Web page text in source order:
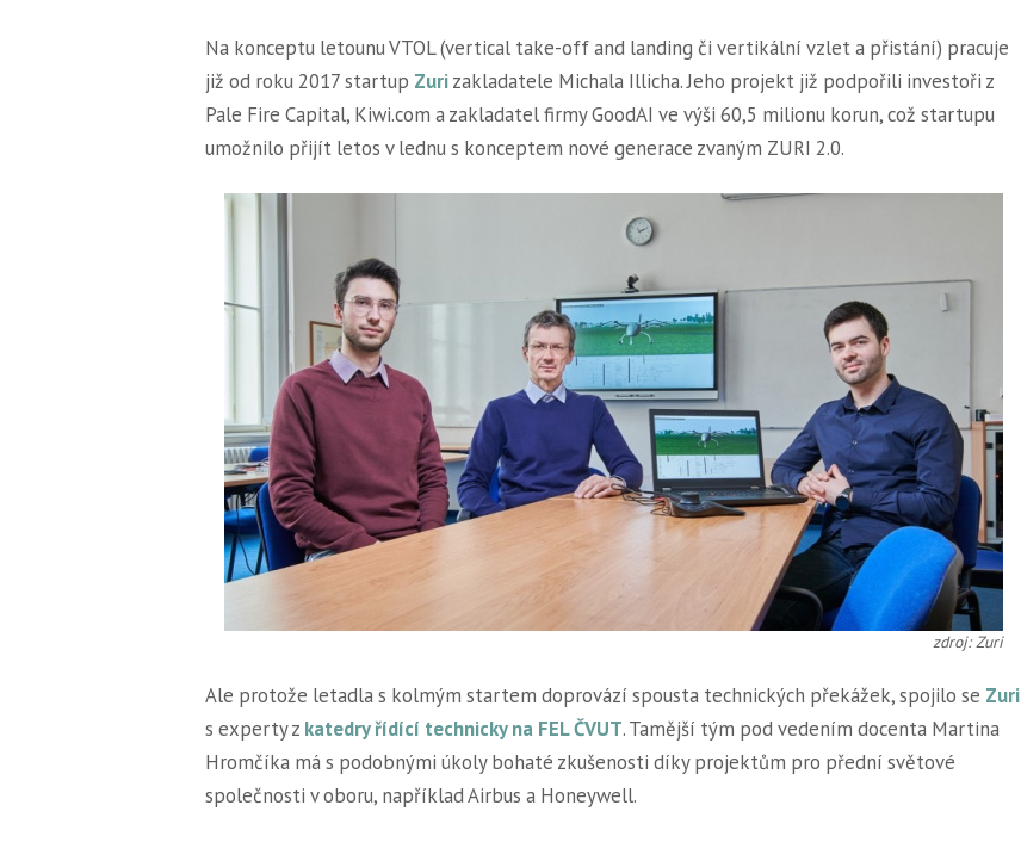
Na konceptu letounu VTOL (vertical take-off and landing či vertikální vzlet a přistání) pracuje
již od roku 2017 startup Zurizakladatele Michala Illicha. Jeho projekt již podpořili investoři z
Pale Fire Capital, Kiwi.com a zakladatel firmy GoodAI ve výši 60,5 milionu korun, což startupu
umožnilo přijít letos v lednu s konceptem nové generace zvaným ZURI 2.0.
zdroj: Zuri
Ale protože letadla s kolmým startem doprovází spousta technických překážek, spojilo se Zuri
s experty z katedry řídící technicky na FEL ČVUT. Tamější tým pod vedením docenta Martina
Hromčíka má s podobnými úkoly bohaté zkušenosti díky projektům pro přední světové
společnosti v oboru, například Airbus a Honeywell.